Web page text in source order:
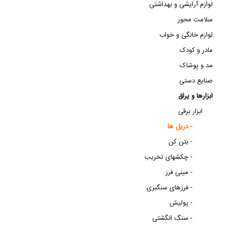
لوازم آرایشی و بهداشتی
سلامت محور
لوازم خانگی و خواب
مادر و کودک
مد و پوشاک
صنایع دستی
ابزارها و یراق
ابزار برقی
دریل ها -
بتن کن -
چکشهای تخریب -
مینی فرز -
فرزهای سنگبری -
پولیش -
سنگ انگشتی -